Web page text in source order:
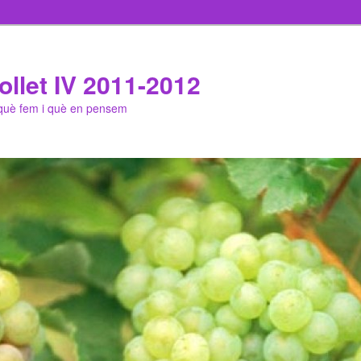
IV 2011-2012
fem i què en pensem